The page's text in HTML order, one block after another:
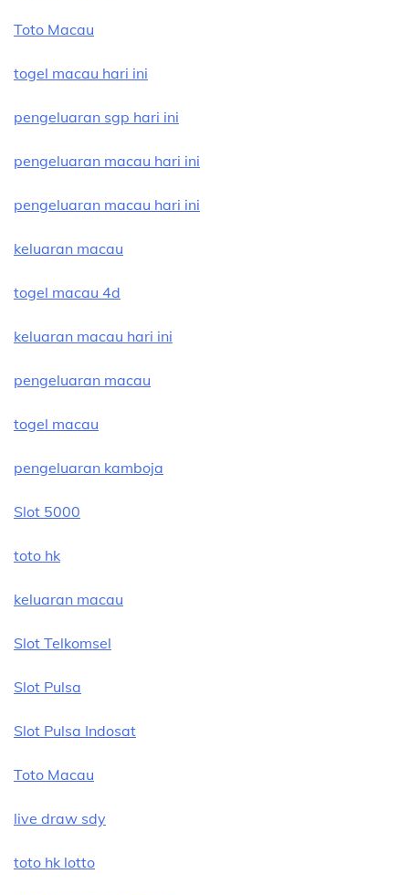
Toto Macau
togel macau hari ini
pengeluaran sgp hari ini
pengeluaran macau hari ini
pengeluaran macau hari ini
keluaran macau
togel macau 4d
keluaran macau hari ini
pengeluaran macau
togel macau
pengeluaran kamboja
Slot 5000
toto hk
keluaran macau
Slot Telkomsel
Slot Pulsa
Slot Pulsa Indosat
Toto Macau
live draw sdy
toto hk lotto